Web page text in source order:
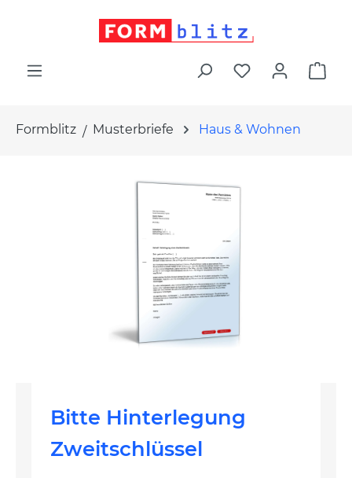
Formblitz Musterbriefe Haus & Wohnen
Bitte Hinterlegung
Zweitschlüssel